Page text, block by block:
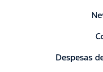
Despesas